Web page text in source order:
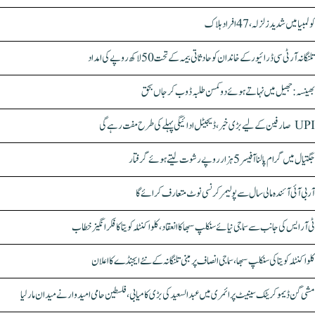
کولمبیا میں شدید زلزلہ، 47 افراد ہلاک
تلنگانہ آر ٹی سی ڈرائیور کے خاندان کو حادثاتی بیمہ کے تحت 50 لاکھ روپے کی امداد
بھینسہ: جھیل میں نہاتے ہوئے دو کمسن طلبہ ڈوب کر جاں بحق
UPI صارفین کے لیے بڑی خبر، ڈیجیٹل ادائیگی پہلے کی طرح مفت رہے گی
جگتیال میں گرام پالنا آفیسر 5 ہزار روپے رشوت لیتے ہوئے گرفتار
آر بی آئی آئندہ مالی سال سے پولیمر کرنسی نوٹ متعارف کرائے گا
ٹی آر ایس کی جانب سے سماجی نیائے سنکلپ سبھا کا انعقاد، کلواکنٹلہ کویتا کا فکر انگیز خطاب
کلواکنٹلہ کویتا کی سنکلپ سبھا، سماجی انصاف پر مبنی تلنگانہ کے نئے ایجنڈے کا اعلان
مشی گن ڈیموکریٹک سینیٹ پرائمری میں عبدالسعید کی بڑی کامیابی، فلسطین حامی امیدوار نے میدان مار لیا